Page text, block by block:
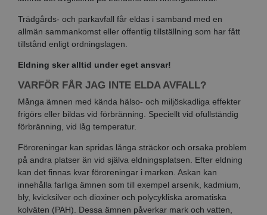
Trädgårds- och parkavfall får eldas i samband med en
allmän sammankomst eller offentlig tillställning som har fått
tillstånd enligt ordningslagen.
Eldning sker alltid under eget ansvar!
VARFÖR FÅR JAG INTE ELDA AVFALL?
Många ämnen med kända hälso- och miljöskadliga effekter
frigörs eller bildas vid förbränning. Speciellt vid ofullständig
förbränning, vid låg temperatur.
Föroreningar kan spridas långa sträckor och orsaka problem
på andra platser än vid själva eldningsplatsen. Efter eldning
kan det finnas kvar föroreningar i marken. Askan kan
innehålla farliga ämnen som till exempel arsenik, kadmium,
bly, kvicksilver och dioxiner och polycykliska aromatiska
kolväten (PAH). Dessa ämnen påverkar mark och vatten,